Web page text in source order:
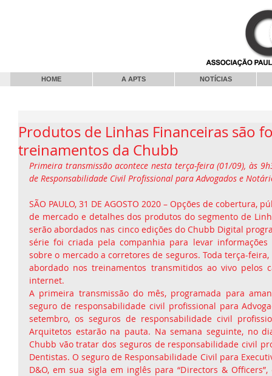
HOME A APTS NOTÍCIAS
Produtos de Linhas Financeiras são
treinamentos da Chubb
Primeira transmissão acontece nesta terça-feira (01/09), às
de Responsabilidade Civil Profissional para Advogados e
SÃO PAULO, 31 DE AGOSTO 2020 – Opções de cobertura,
de mercado e detalhes dos produtos do segmento de
serão abordados nas cinco edições do Chubb Digital
série foi criada pela companhia para levar
sobre o mercado a corretores de seguros. Toda terça-
abordado nos treinamentos transmitidos ao vivo pelos
internet.
A primeira transmissão do mês, programada para
seguro de responsabilidade civil profissional para
setembro, os seguros de responsabilidade civil
Arquitetos estarão na pauta. Na semana seguinte, no
Chubb vão tratar dos seguros de responsabilidade civil
Dentistas. O seguro de Responsabilidade Civil para
D&O, em sua sigla em inglês para “Directors &